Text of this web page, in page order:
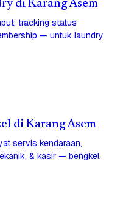
di Karang Asem
tracking status
— untuk laundry
di Karang Asem
servis kendaraan,
& kasir — bengkel